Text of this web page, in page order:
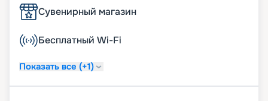
Сувенирный магазин
Бесплатный Wi-Fi
Показать все (+1)